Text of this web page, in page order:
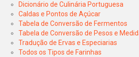
Dicionário de Culinária Portuguesa
Caldas e Pontos de Açúcar
Tabela de Conversão de Fermentos
Tabela de Conversão de Pesos e
Tradução de Ervas e Especiarias
Todos os Tipos de Farinhas